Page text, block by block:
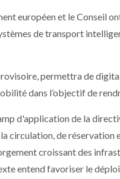
européen et le Conseil
de transport
permettra de
dans l’objectif de
d'application de la
circulation, de réservation
croissant des
entend favoriser le